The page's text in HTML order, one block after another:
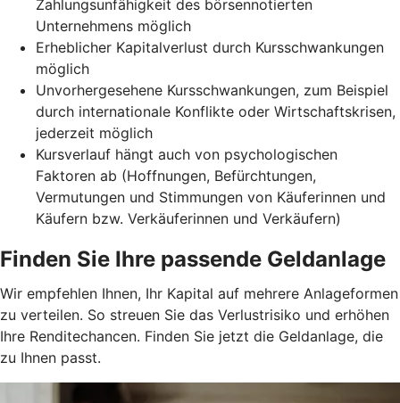
Zahlungsunfähigkeit des börsennotierten
Unternehmens möglich
Erheblicher Kapitalverlust durch Kursschwankungen
möglich
Unvorhergesehene Kursschwankungen, zum Beispiel
durch internationale Konflikte oder Wirtschaftskrisen,
jederzeit möglich
Kursverlauf hängt auch von psychologischen
Faktoren ab (Hoffnungen, Befürchtungen,
Vermutungen und Stimmungen von Käuferinnen und
Käufern bzw. Verkäuferinnen und Verkäufern)
Finden Sie Ihre passende Geldanlage
Wir empfehlen Ihnen, Ihr Kapital auf mehrere Anlageformen
zu verteilen. So streuen Sie das Verlustrisiko und erhöhen
Ihre Renditechancen. Finden Sie jetzt die Geldanlage, die
zu Ihnen passt.